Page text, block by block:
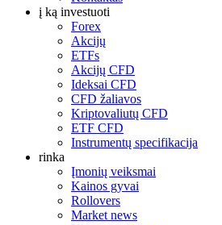
į ką investuoti
Forex
Akcijų
ETFs
Akcijų CFD
Ideksai CFD
CFD žaliavos
Kriptovaliutų CFD
ETF CFD
Instrumentų specifikacija
rinka
Įmonių veiksmai
Kainos gyvai
Rollovers
Market news